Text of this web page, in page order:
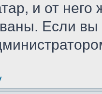
и от него
Если